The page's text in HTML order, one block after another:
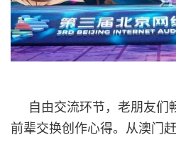
自由交流环节，老朋友们
前辈交换创作心得。从澳门